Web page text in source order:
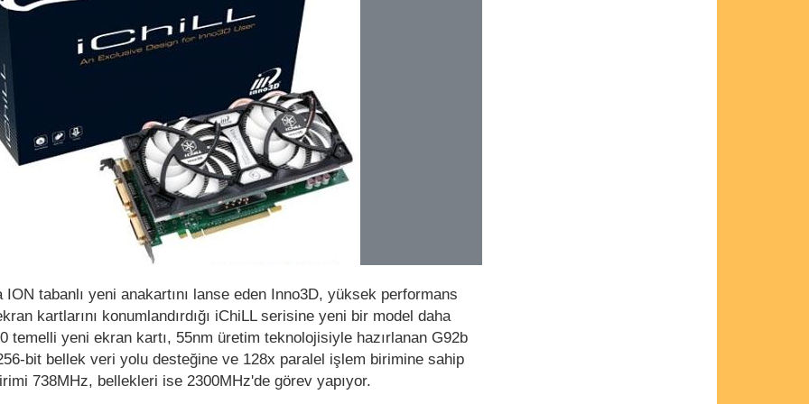
tabanlı yeni anakartını lanse eden Inno3D, yüksek performans
kartlarını konumlandırdığı iChiLL serisine yeni bir model daha
temelli yeni ekran kartı, 55nm üretim teknolojisiyle hazırlanan G92b
bit bellek veri yolu desteğine ve 128x paralel işlem birimine sahip
738MHz, bellekleri ise 2300MHz'de görev yapıyor.